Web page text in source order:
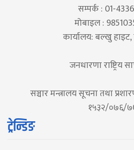
सम्पर्क : 01-
मोबाइल :
कार्यालय: बल्खु
जनधारणा राष्ट्रिय
सञ्चार मन्त्रालय सूचना तथा
१५३२/०७६/
ट्रेन्डिङ